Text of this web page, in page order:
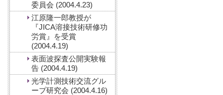
委員会 (2004.4.23)
江原隆一郎教授が
『JICA溶接技術研修功
労賞』を受賞
(2004.4.19)
表面波探査公開実験報
告 (2004.4.19)
光学計測技術交流グル
ープ研究会 (2004.4.16)